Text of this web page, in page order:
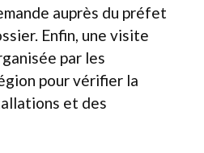
auprès du préfet
Enfin, une visite
par les
pour vérifier la
et des